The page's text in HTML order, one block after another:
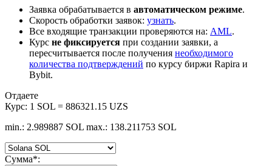
Заявка обрабатывается в автоматическом режиме.
Скорость обработки заявок: узнать.
Все входящие транзакции проверяются на: AML.
Курс не фиксируется при создании заявки, а
пересчитывается после получения необходимого
количества подтверждений по курсу биржи Rapira и
Bybit.
Отдаете
Курс: 1 SOL = 886321.15 UZS
min.: 2.989887 SOL max.: 138.211753 SOL
Сумма*: